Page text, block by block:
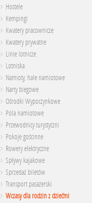
Hostele
Kempingi
Kwatery pracownicze
Kwatery prywatne
Linie lotnicze
Lotniska
Namioty, hale namiotowe
Narty biegowe
Ośrodki Wypoczynkowe
Pola namiotowe
Przewodnicy turystyczni
Pokoje gościnne
Rowery elektryczne
Spływy kajakowe
Sprzedaż biletów
Transport pasażerski
Wczasy dla rodzin z dziećmi